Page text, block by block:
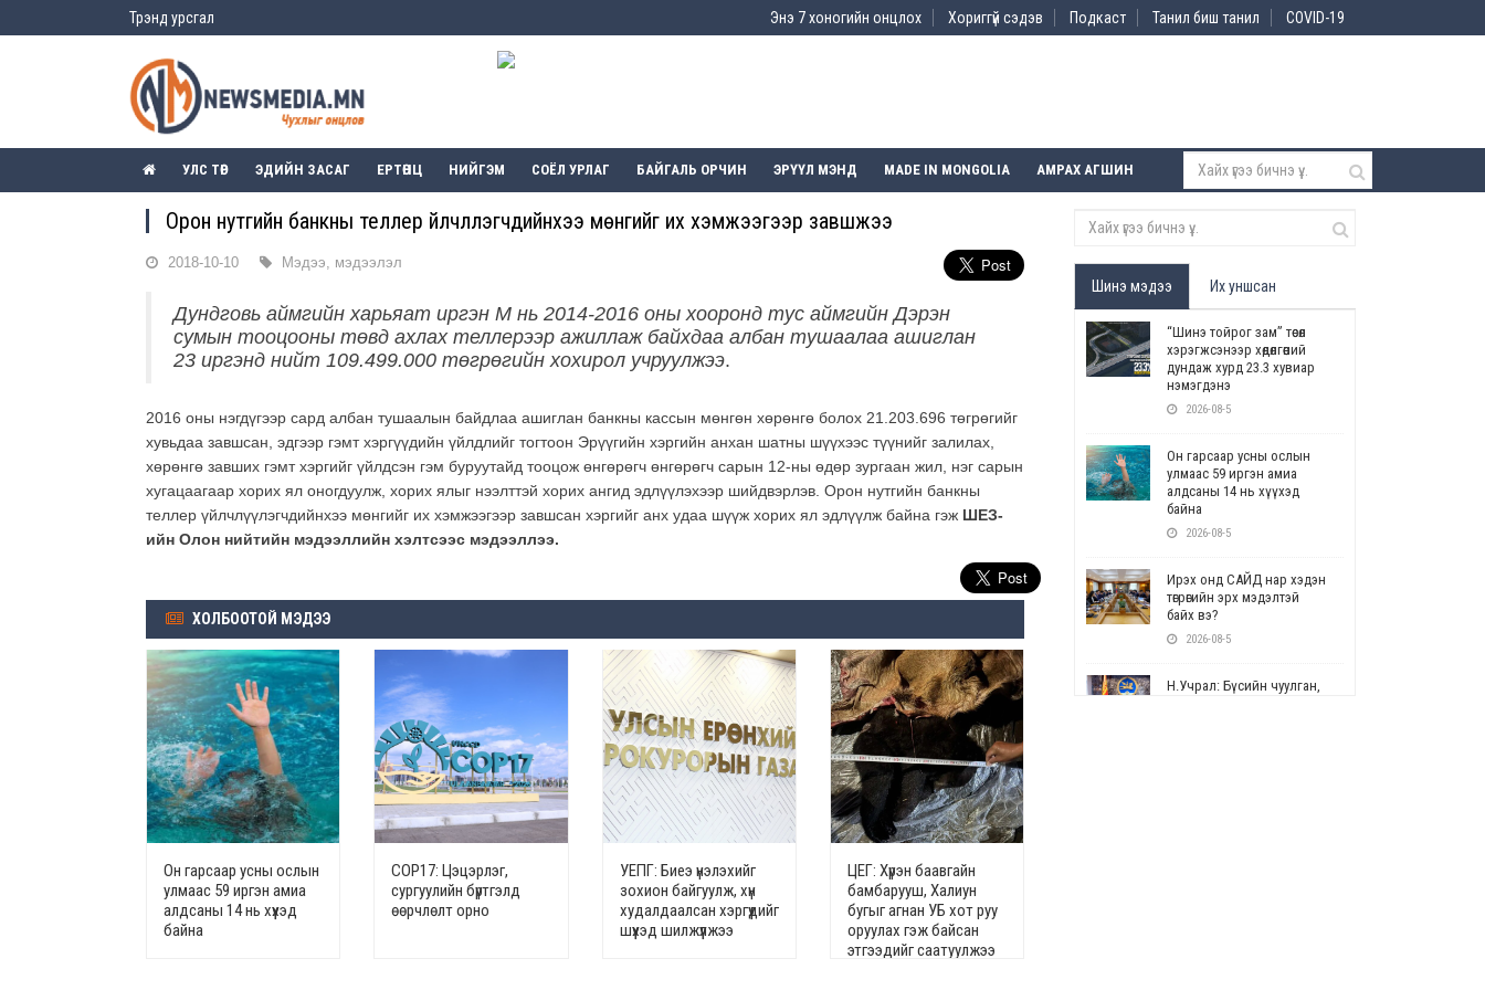
Трэнд урсгал Энэ 7 хоногийн онцлох Хориггүй сэдэв Подкаст Танил биш танил COVID-19
УЛС ТӨР ЭДИЙН ЗАСАГ ЕРТӨНЦ НИЙГЭМ СОЁЛ УРЛАГ БАЙГАЛЬ ОРЧИН ЭРҮҮЛ МЭНД MADE IN MONGOLIA АМРАХ АГШИН
Орон нутгийн банкны теллер үйлчлүүлэгчдийнхээ мөнгийг их хэмжээгээр завшжээ
2018-10-10 Мэдээ, мэдээлэл
Дундговь аймгийн харьяат иргэн М нь 2014-2016 оны хооронд тус аймгийн Дэрэн
сумын тооцооны төвд ахлах теллерээр ажиллаж байхдаа албан тушаалаа ашиглан
23 иргэнд нийт 109.499.000 төгрөгийн хохирол учруулжээ.
2016 оны нэгдүгээр сард албан тушаалын байдлаа ашиглан банкны кассын мөнгөн хөрөнгө болох 21.203.696 төгрөгийг
хувьдаа завшсан, эдгээр гэмт хэргүүдийн үйлдлийг тогтоон Эрүүгийн хэргийн анхан шатны шүүхээс түүнийг залилах,
хөрөнгө завших гэмт хэргийг үйлдсэн гэм буруутайд тооцож өнгөрөгч өнгөрөгч сарын 12-ны өдөр зургаан жил, нэг сарын
хугацаагаар хорих ял оногдуулж, хорих ялыг нээлттэй хорих ангид эдлүүлэхээр шийдвэрлэв. Орон нутгийн банкны
теллер үйлчлүүлэгчдийнхээ мөнгийг их хэмжээгээр завшсан хэргийг анх удаа шүүж хорих ял эдлүүлж байна гэж ШЕЗ-
ийн Олон нийтийн мэдээллийн хэлтсээс мэдээллээ.
ХОЛБООТОЙ МЭДЭЭ
Он гарсаар усны ослын
улмаас 59 иргэн амиа
алдсаны 14 нь хүүхэд
байна
СОР17: Цэцэрлэг,
сургуулийн бүртгэлд
өөрчлөлт орно
УЕПГ: Биеэ үнэлэхийг
зохион байгуулж, хүн
худалдаалсан хэргүүдийг
шүүхэд шилжүүлжээ
ЦЕГ: Хүрэн баавгайн
бамбарууш, Халиун
бугыг агнан УБ хот руу
оруулах гэж байсан
этгээдийг саатуулжээ
Шинэ мэдээ Их уншсан
“Шинэ тойрог зам” төсөл
хэрэгжсэнээр хөдөлгөөний
дундаж хурд 23.3 хувиар
нэмэгдэнэ
2026-08-5
Он гарсаар усны ослын
улмаас 59 иргэн амиа
алдсаны 14 нь хүүхэд
байна
2026-08-5
Ирэх онд САЙД нар хэдэн
төгрөгийн эрх мэдэлтэй
байх вэ?
2026-08-5
Н.Учрал: Бүсийн чуулган,